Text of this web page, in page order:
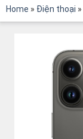
Home » Điện thoại »